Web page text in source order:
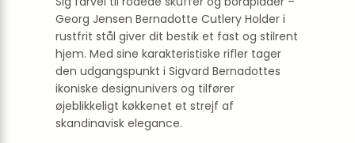
Georg Jensen Bernadotte Cutlery Holder i
rustfrit stål giver dit bestik et fast og stilrent
hjem. Med sine karakteristiske rifler tager
den udgangspunkt i Sigvard Bernadottes
ikoniske designunivers og tilfører
øjeblikkeligt køkkenet et strejf af
skandinavisk elegance.